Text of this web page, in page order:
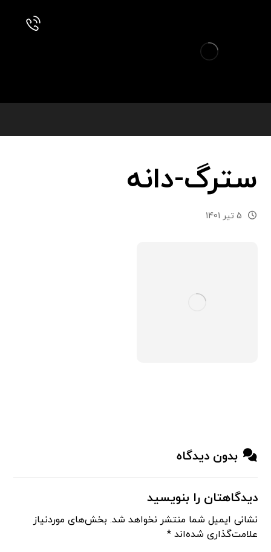
سترگ-دانه
5 تیر 1401
بدون دیدگاه
دیدگاهتان را بنویسید
نشانی ایمیل شما منتشر نخواهد شد. بخش‌های موردنیاز
علامت‌گذاری شده‌اند*